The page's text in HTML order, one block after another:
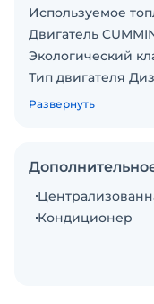
Используемое
Двигатель
Экологический
Тип двигателя
Ширина
Развернуть
Кондиционер